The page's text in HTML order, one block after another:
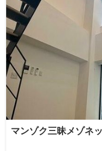
マンゾク三昧メゾネ